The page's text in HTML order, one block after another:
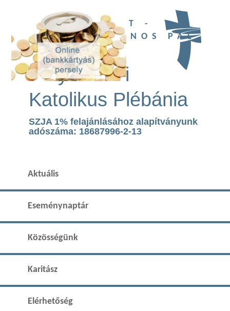
UBI DEUS EST -
SZENT II. JÁNOS PÁL
TEMPLOM
Páty Római
Katolikus Plébánia
SZJA 1% felajánlásához alapítványunk
adószáma: 18687996-2-13
Aktuális
Eseménynaptár
Közösségünk
Karitász
Elérhetőség